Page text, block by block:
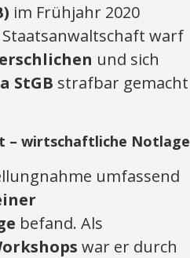
im Frühjahr 2020
Staatsanwaltschaft warf
und sich
StGB strafbar gemacht
– wirtschaftliche Notlage
umfassend
befand. Als
war er durch